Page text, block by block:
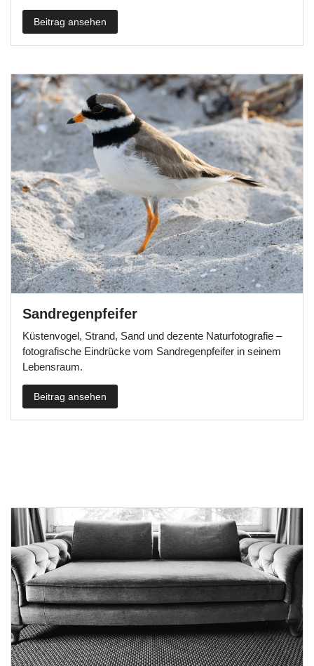
Beitrag ansehen
Sandregenpfeifer
Küstenvogel, Strand, Sand und dezente Naturfotografie –
fotografische Eindrücke vom Sandregenpfeifer in seinem
Lebensraum.
Beitrag ansehen